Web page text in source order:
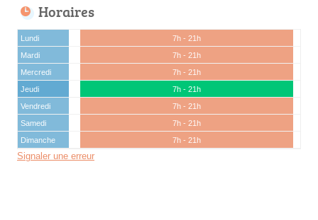
Horaires
Lundi
7h - 21h
Mardi
7h - 21h
Mercredi
7h - 21h
Jeudi
7h - 21h
Vendredi
7h - 21h
Samedi
7h - 21h
Dimanche
7h - 21h
Signaler une erreur